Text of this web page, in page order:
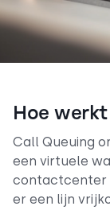
Hoe
Call Queuing
een virtuele
contactcenter
er een lijn